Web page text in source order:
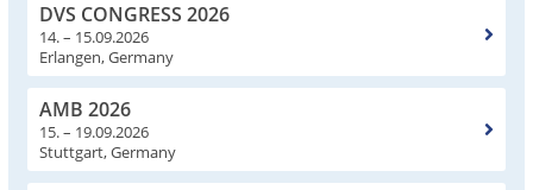
DVS CONGRESS 2026
14. – 15.09.2026
Erlangen, Germany
AMB 2026
15. – 19.09.2026
Stuttgart, Germany